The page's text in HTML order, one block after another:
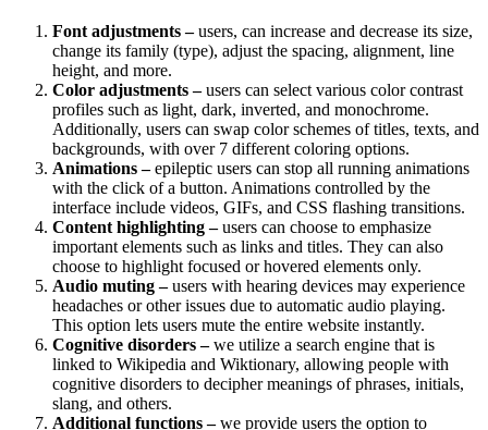
Font adjustments –users, can increase and decrease its size,
change its family (type), adjust the spacing, alignment, line
height, and more.
Color adjustments –users can select various color contrast
profiles such as light, dark, inverted, and monochrome.
Additionally, users can swap color schemes of titles, texts, and
backgrounds, with over 7 different coloring options.
Animations –epileptic users can stop all running animations
with the click of a button. Animations controlled by the
interface include videos, GIFs, and CSS flashing transitions.
Content highlighting –users can choose to emphasize
important elements such as links and titles. They can also
choose to highlight focused or hovered elements only.
Audio muting –users with hearing devices may experience
headaches or other issues due to automatic audio playing.
This option lets users mute the entire website instantly.
Cognitive disorders –we utilize a search engine that is
linked to Wikipedia and Wiktionary, allowing people with
cognitive disorders to decipher meanings of phrases, initials,
slang, and others.
Additional functions –we provide users the option to